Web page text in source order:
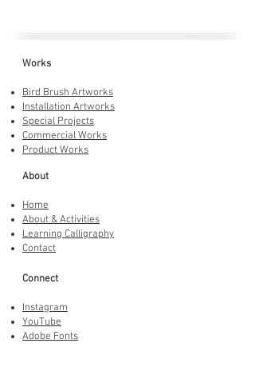
Works
Bird Brush Artworks
Installation Artworks
Special Projects
Commercial Works
Product Works
About
Home
About & Activities
Learning Calligraphy
Contact
Connect
Instagram
YouTube
Adobe Fonts